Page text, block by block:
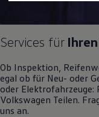
Software
Service
Services für Ihren
Ob Inspektion,
egal ob für Neu- oder
oder
Volkswagen Teilen.
uns an.